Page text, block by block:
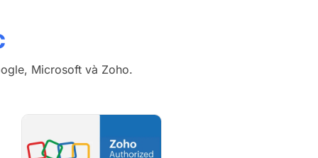
Microsoft và Zoho.